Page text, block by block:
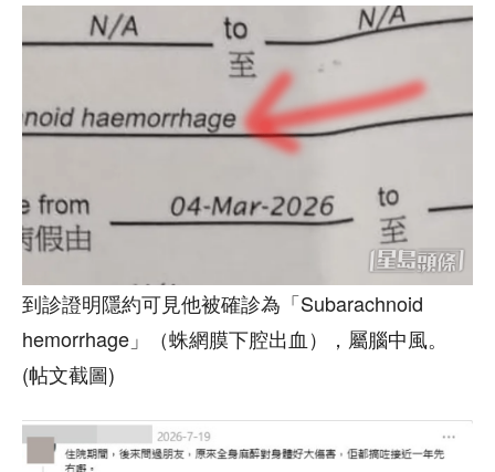
到診證明隱約可見他被確診為「Subarachnoid
hemorrhage」（蛛網膜下腔出血），屬腦中風。
(帖文截圖)